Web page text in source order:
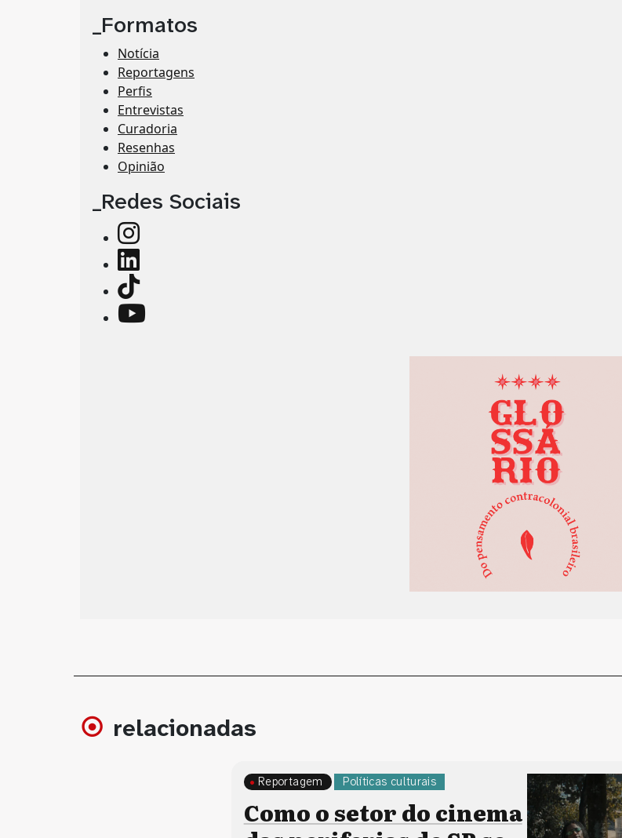
_Formatos
Notícia
Reportagens
Perfis
Entrevistas
Curadoria
Resenhas
Opinião
_Redes Sociais
relacionadas
Políticas culturais
Reportagem
Como o setor do cinema